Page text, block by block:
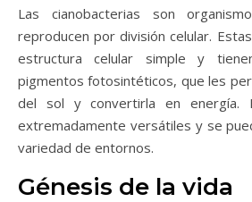
Las cianobacterias son
reproducen por división celular.
estructura celular simple y
pigmentos fotosintéticos, que les
del sol y convertirla en energía.
extremadamente versátiles y se
variedad de entornos.
Génesis de la vida